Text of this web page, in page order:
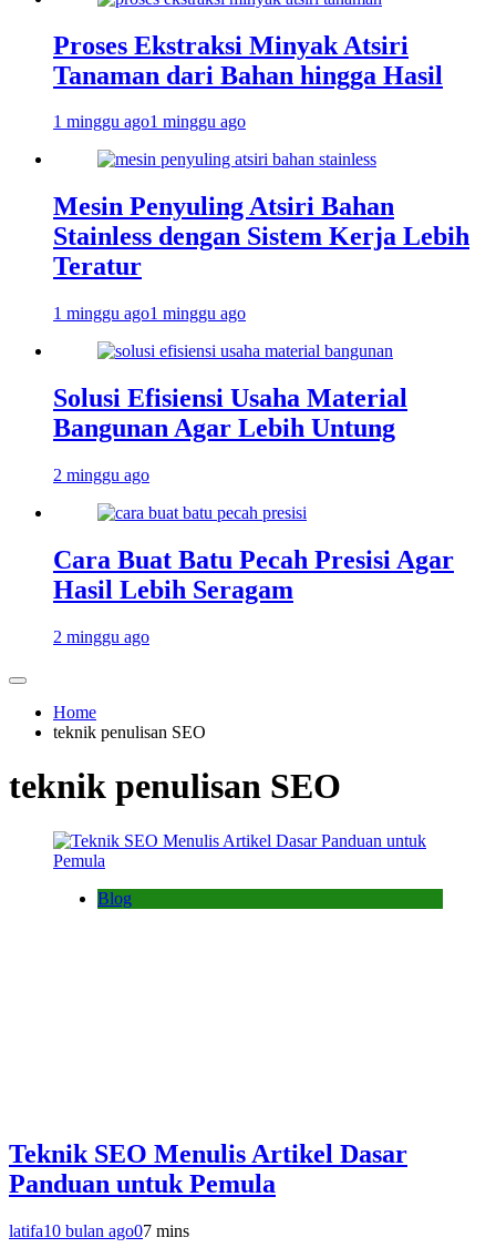
Proses Ekstraksi Minyak Atsiri
Tanaman dari Bahan hingga Hasil
1 minggu ago1 minggu ago
Mesin Penyuling Atsiri Bahan
Stainless dengan Sistem Kerja Lebih
Teratur
1 minggu ago1 minggu ago
Solusi Efisiensi Usaha Material
Bangunan Agar Lebih Untung
2 minggu ago
Cara Buat Batu Pecah Presisi Agar
Hasil Lebih Seragam
2 minggu ago
Home
teknik penulisan SEO
teknik penulisan SEO
Blog
Teknik SEO Menulis Artikel Dasar
Panduan untuk Pemula
latifa10 bulan ago07 mins